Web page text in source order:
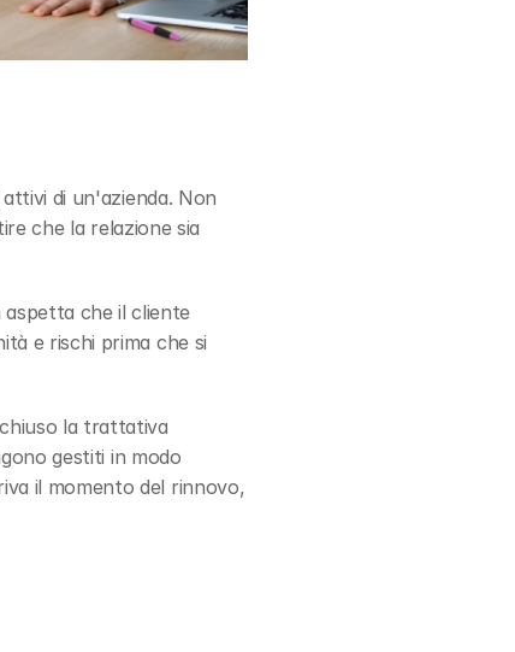
di un'azienda. Non
che la relazione sia
che il cliente
e rischi prima che si
la trattativa
gestiti in modo
il momento del rinnovo,